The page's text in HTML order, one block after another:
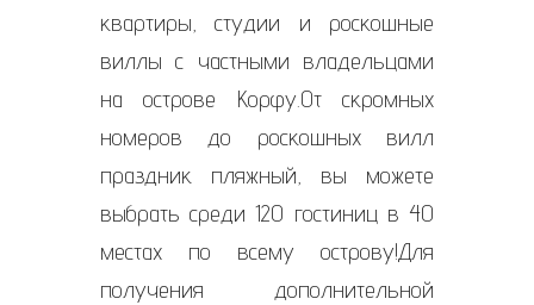
квартиры, студии и роскошные
виллы с частными владельцами
на острове Корфу.От скромных
номеров до роскошных вилл
праздник пляжный, вы можете
выбрать среди 120 гостиниц в 40
местах по всему острову!Для
получения дополнительной